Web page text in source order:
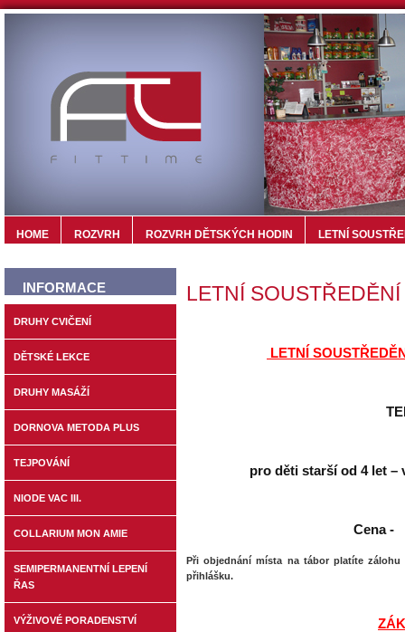
HOME ROZVRH ROZVRH DĚTSKÝCH HODIN LETNÍ
INFORMACE
DRUHY CVIČENÍ
DĚTSKÉ LEKCE
DRUHY MASÁŽÍ
DORNOVA METODA PLUS
TEJPOVÁNÍ
NIODE VAC III.
COLLARIUM MON AMIE
SEMIPERMANENTNÍ LEPENÍ
ŘAS
VÝŽIVOVÉ PORADENSTVÍ
LETNÍ
LETNÍ
pro děti starší od 4 let –
Cena -
Při objednání místa na tábor platíte zálohu
přihlášku.